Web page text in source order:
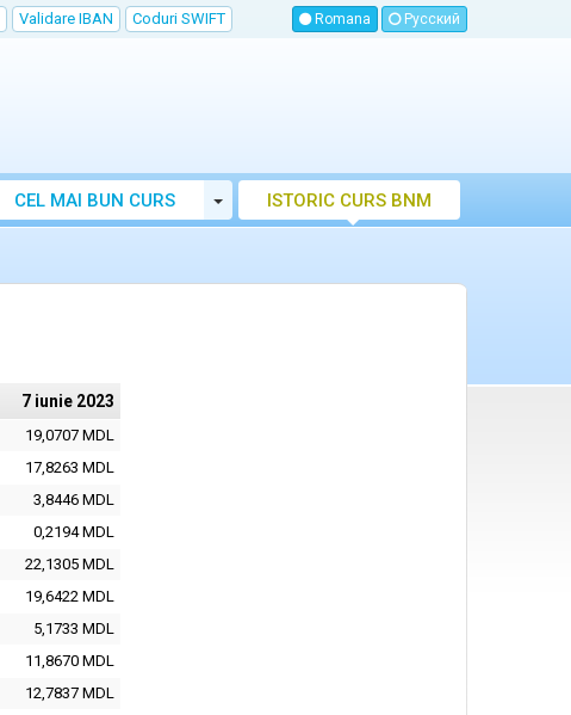
Validare IBAN Coduri SWIFT Romana Русский
CEL MAI BUN CURS
VALUTAR MOLDOVA
Toggle Dropdown
ISTORIC CURS BNM
7 iunie 2023
19,0707 MDL
17,8263 MDL
3,8446 MDL
0,2194 MDL
22,1305 MDL
19,6422 MDL
5,1733 MDL
11,8670 MDL
12,7837 MDL